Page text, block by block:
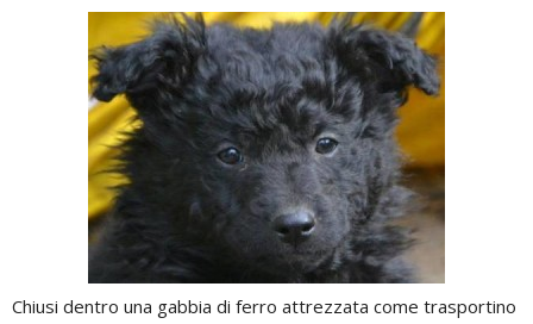
Chiusi dentro una gabbia di ferro attrezzata come trasportino